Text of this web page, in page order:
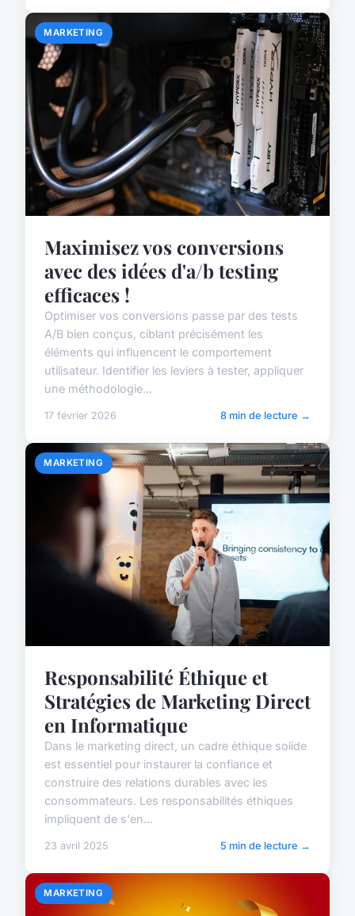
MARKETING
Maximisez vos conversions
avec des idées d'a/b testing
efficaces !
Optimiser vos conversions passe par des tests
A/B bien conçus, ciblant précisément les
éléments qui influencent le comportement
utilisateur. Identifier les leviers à tester, appliquer
une méthodologie...
17 février 2026 8 min de lecture →
MARKETING
Responsabilité Éthique et
Stratégies de Marketing Direct
en Informatique
Dans le marketing direct, un cadre éthique solide
est essentiel pour instaurer la confiance et
construire des relations durables avec les
consommateurs. Les responsabilités éthiques
impliquent de s'en...
23 avril 2025 5 min de lecture →
MARKETING